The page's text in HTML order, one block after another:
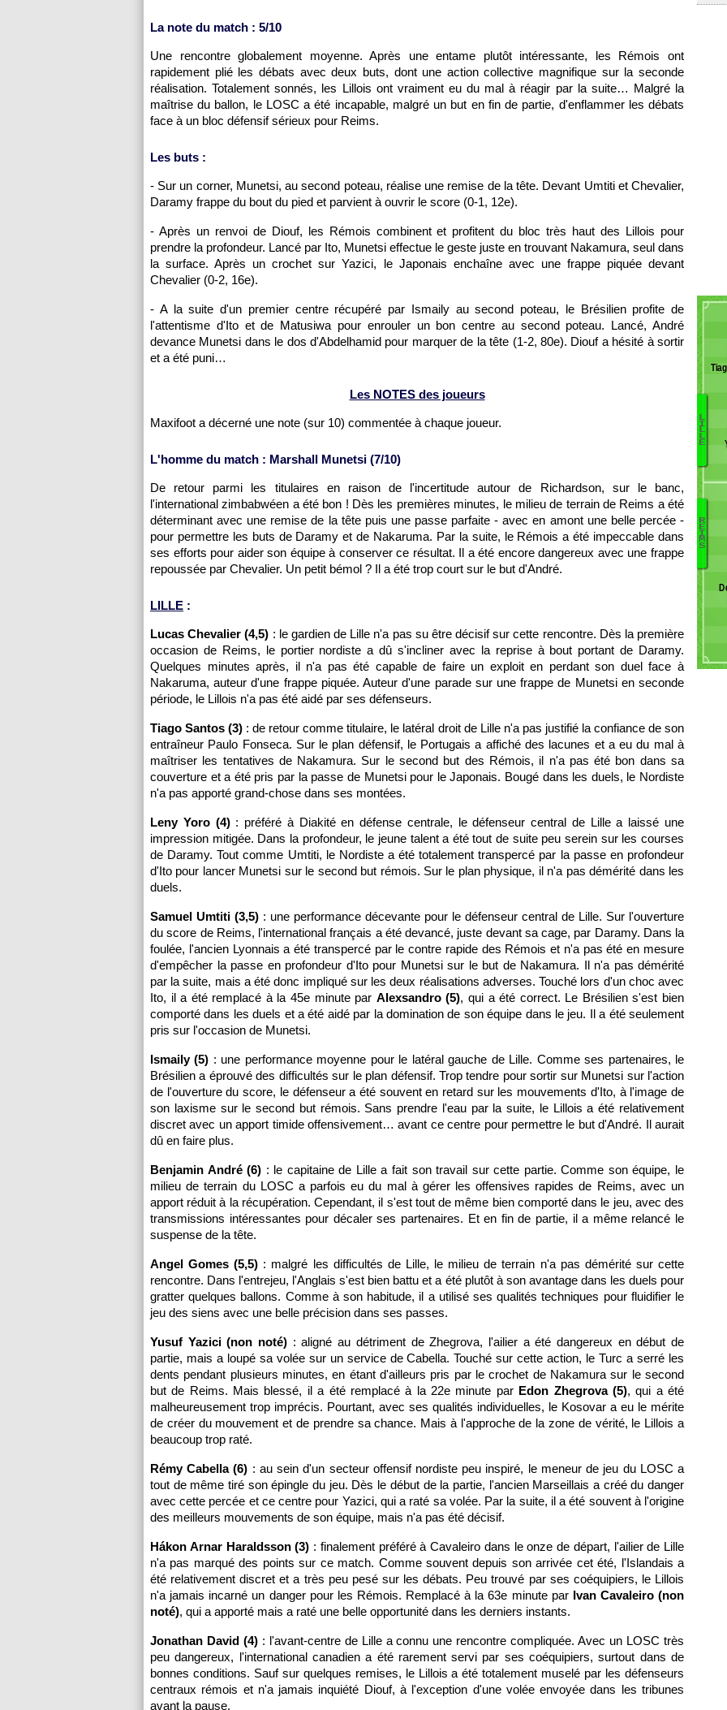
La note du match : 5/10
Une rencontre globalement moyenne. Après une entame plutôt intéressante, les Rémois ont
rapidement plié les débats avec deux buts, dont une action collective magnifique sur la seconde
réalisation. Totalement sonnés, les Lillois ont vraiment eu du mal à réagir par la suite… Malgré la
maîtrise du ballon, le LOSC a été incapable, malgré un but en fin de partie, d'enflammer les débats
face à un bloc défensif sérieux pour Reims.
Les buts :
- Sur un corner, Munetsi, au second poteau, réalise une remise de la tête. Devant Umtiti et Chevalier,
Daramy frappe du bout du pied et parvient à ouvrir le score (0-1, 12e).
- Après un renvoi de Diouf, les Rémois combinent et profitent du bloc très haut des Lillois pour
prendre la profondeur. Lancé par Ito, Munetsi effectue le geste juste en trouvant Nakamura, seul dans
la surface. Après un crochet sur Yazici, le Japonais enchaîne avec une frappe piquée devant
Chevalier (0-2, 16e).
- A la suite d'un premier centre récupéré par Ismaily au second poteau, le Brésilien profite de
l'attentisme d'Ito et de Matusiwa pour enrouler un bon centre au second poteau. Lancé, André
devance Munetsi dans le dos d'Abdelhamid pour marquer de la tête (1-2, 80e). Diouf a hésité à sortir
et a été puni…
Les NOTES des joueurs
Maxifoot a décerné une note (sur 10) commentée à chaque joueur.
L'homme du match : Marshall Munetsi (7/10)
De retour parmi les titulaires en raison de l'incertitude autour de Richardson, sur le banc,
l'international zimbabwéen a été bon ! Dès les premières minutes, le milieu de terrain de Reims a été
déterminant avec une remise de la tête puis une passe parfaite - avec en amont une belle percée -
pour permettre les buts de Daramy et de Nakaruma. Par la suite, le Rémois a été impeccable dans
ses efforts pour aider son équipe à conserver ce résultat. Il a été encore dangereux avec une frappe
repoussée par Chevalier. Un petit bémol ? Il a été trop court sur le but d'André.
LILLE :
Lucas Chevalier (4,5) : le gardien de Lille n'a pas su être décisif sur cette rencontre. Dès la première
occasion de Reims, le portier nordiste a dû s'incliner avec la reprise à bout portant de Daramy.
Quelques minutes après, il n'a pas été capable de faire un exploit en perdant son duel face à
Nakaruma, auteur d'une frappe piquée. Auteur d'une parade sur une frappe de Munetsi en seconde
période, le Lillois n'a pas été aidé par ses défenseurs.
Tiago Santos (3) : de retour comme titulaire, le latéral droit de Lille n'a pas justifié la confiance de son
entraîneur Paulo Fonseca. Sur le plan défensif, le Portugais a affiché des lacunes et a eu du mal à
maîtriser les tentatives de Nakamura. Sur le second but des Rémois, il n'a pas été bon dans sa
couverture et a été pris par la passe de Munetsi pour le Japonais. Bougé dans les duels, le Nordiste
n'a pas apporté grand-chose dans ses montées.
Leny Yoro (4): préféré à Diakité en défense centrale, le défenseur central de Lille a laissé une
impression mitigée. Dans la profondeur, le jeune talent a été tout de suite peu serein sur les courses
de Daramy. Tout comme Umtiti, le Nordiste a été totalement transpercé par la passe en profondeur
d'Ito pour lancer Munetsi sur le second but rémois. Sur le plan physique, il n'a pas démérité dans les
duels.
Samuel Umtiti (3,5) : une performance décevante pour le défenseur central de Lille. Sur l'ouverture
du score de Reims, l'international français a été devancé, juste devant sa cage, par Daramy. Dans la
foulée, l'ancien Lyonnais a été transpercé par le contre rapide des Rémois et n'a pas été en mesure
d'empêcher la passe en profondeur d'Ito pour Munetsi sur le but de Nakamura. Il n'a pas démérité
par la suite, mais a été donc impliqué sur les deux réalisations adverses. Touché lors d'un choc avec
Ito, il a été remplacé à la 45e minute par Alexsandro (5), qui a été correct. Le Brésilien s'est bien
comporté dans les duels et a été aidé par la domination de son équipe dans le jeu. Il a été seulement
pris sur l'occasion de Munetsi.
Ismaily (5) : une performance moyenne pour le latéral gauche de Lille. Comme ses partenaires, le
Brésilien a éprouvé des difficultés sur le plan défensif. Trop tendre pour sortir sur Munetsi sur l'action
de l'ouverture du score, le défenseur a été souvent en retard sur les mouvements d'Ito, à l'image de
son laxisme sur le second but rémois. Sans prendre l'eau par la suite, le Lillois a été relativement
discret avec un apport timide offensivement… avant ce centre pour permettre le but d'André. Il aurait
dû en faire plus.
Benjamin André (6) : le capitaine de Lille a fait son travail sur cette partie. Comme son équipe, le
milieu de terrain du LOSC a parfois eu du mal à gérer les offensives rapides de Reims, avec un
apport réduit à la récupération. Cependant, il s'est tout de même bien comporté dans le jeu, avec des
transmissions intéressantes pour décaler ses partenaires. Et en fin de partie, il a même relancé le
suspense de la tête.
Angel Gomes (5,5) : malgré les difficultés de Lille, le milieu de terrain n'a pas démérité sur cette
rencontre. Dans l'entrejeu, l'Anglais s'est bien battu et a été plutôt à son avantage dans les duels pour
gratter quelques ballons. Comme à son habitude, il a utilisé ses qualités techniques pour fluidifier le
jeu des siens avec une belle précision dans ses passes.
Yusuf Yazici (non noté) : aligné au détriment de Zhegrova, l'ailier a été dangereux en début de
partie, mais a loupé sa volée sur un service de Cabella. Touché sur cette action, le Turc a serré les
dents pendant plusieurs minutes, en étant d'ailleurs pris par le crochet de Nakamura sur le second
but de Reims. Mais blessé, il a été remplacé à la 22e minute par Edon Zhegrova (5), qui a été
malheureusement trop imprécis. Pourtant, avec ses qualités individuelles, le Kosovar a eu le mérite
de créer du mouvement et de prendre sa chance. Mais à l'approche de la zone de vérité, le Lillois a
beaucoup trop raté.
Rémy Cabella (6) : au sein d'un secteur offensif nordiste peu inspiré, le meneur de jeu du LOSC a
tout de même tiré son épingle du jeu. Dès le début de la partie, l'ancien Marseillais a créé du danger
avec cette percée et ce centre pour Yazici, qui a raté sa volée. Par la suite, il a été souvent à l'origine
des meilleurs mouvements de son équipe, mais n'a pas été décisif.
Hákon Arnar Haraldsson (3) : finalement préféré à Cavaleiro dans le onze de départ, l'ailier de Lille
n'a pas marqué des points sur ce match. Comme souvent depuis son arrivée cet été, l'Islandais a
été relativement discret et a très peu pesé sur les débats. Peu trouvé par ses coéquipiers, le Lillois
n'a jamais incarné un danger pour les Rémois. Remplacé à la 63e minute parIvan Cavaleiro (non
noté), qui a apporté mais a raté une belle opportunité dans les derniers instants.
Jonathan David (4): l'avant-centre de Lille a connu une rencontre compliquée. Avec un LOSC très
peu dangereux, l'international canadien a été rarement servi par ses coéquipiers, surtout dans de
bonnes conditions. Sauf sur quelques remises, le Lillois a été totalement muselé par les défenseurs
centraux rémois et n'a jamais inquiété Diouf, à l'exception d'une volée envoyée dans les tribunes
avant la pause.
L
I
L
L
E
R
E
I
M
S